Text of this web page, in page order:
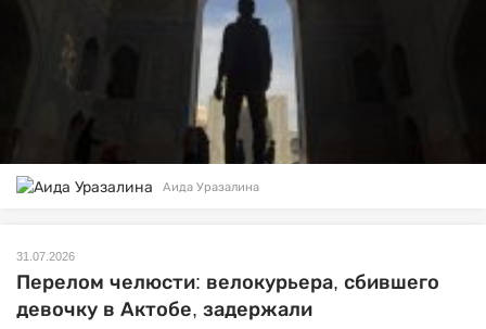
Аида Уразалина
31.07.2026
Перелом челюсти: велокурьера, сбившего
девочку в Актобе, задержали